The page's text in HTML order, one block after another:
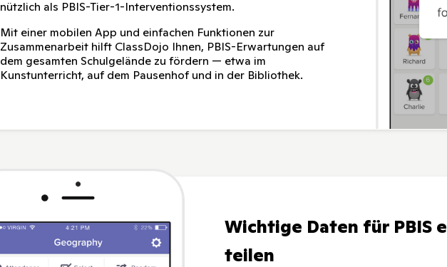
nützlich als PBIS-Tier-1-Interventionssystem.
Mit einer mobilen App und einfachen Funktionen zur
Zusammenarbeit hilft ClassDojo Ihnen, PBIS-Erwartungen auf
dem gesamten Schulgelände zu fördern — etwa im
Kunstunterricht, auf dem Pausenhof und in der Bibliothek.
Wichtige Daten für PBIS
teilen